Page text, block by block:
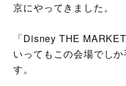
京にやってきました。
「Disney THE
いってもこの会場でし
す。